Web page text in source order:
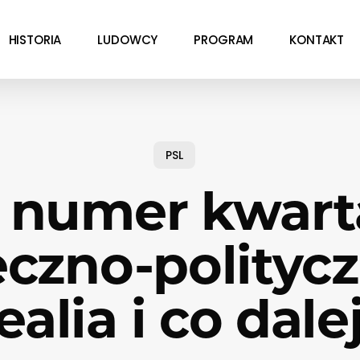
HISTORIA LUDOWCY PROGRAM KONTAKT
PSL
numer
i co